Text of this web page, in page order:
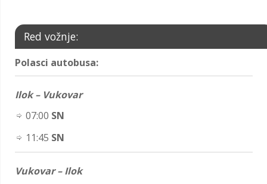
Red vožnje:
Polasci autobusa:
Ilok – Vukovar
07:00 SN
11:45 SN
Vukovar – Ilok